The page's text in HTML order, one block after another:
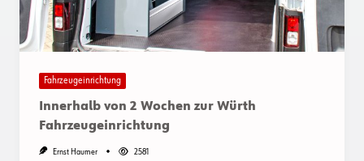
Fahrzeugeinrichtung
Innerhalb von 2 Wochen zur Würth
Fahrzeugeinrichtung
Ernst Haumer 2581